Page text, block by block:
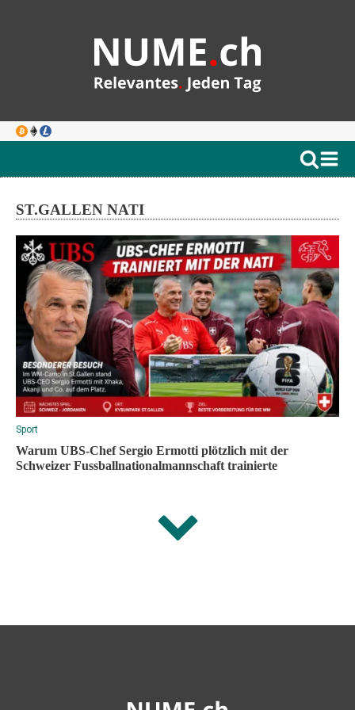
ST.GALLEN NATI
Sport
Warum UBS-Chef Sergio Ermotti plötzlich mit der
Schweizer Fussballnationalmannschaft trainierte